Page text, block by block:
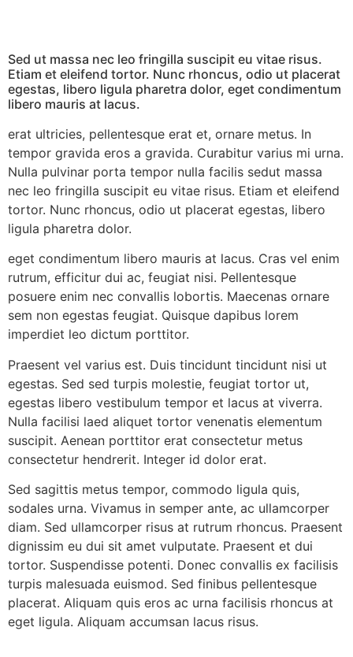
Sed ut massa nec leo fringilla suscipit eu vitae risus.
Etiam et eleifend tortor. Nunc rhoncus, odio ut placerat
egestas, libero ligula pharetra dolor, eget condimentum
libero mauris at lacus.
erat ultricies, pellentesque erat et, ornare metus. In
tempor gravida eros a gravida. Curabitur varius mi urna.
Nulla pulvinar porta tempor nulla facilis sedut massa
nec leo fringilla suscipit eu vitae risus. Etiam et eleifend
tortor. Nunc rhoncus, odio ut placerat egestas, libero
ligula pharetra dolor.
eget condimentum libero mauris at lacus. Cras vel enim
rutrum, efficitur dui ac, feugiat nisi. Pellentesque
posuere enim nec convallis lobortis. Maecenas ornare
sem non egestas feugiat. Quisque dapibus lorem
imperdiet leo dictum porttitor.
Praesent vel varius est. Duis tincidunt tincidunt nisi ut
egestas. Sed sed turpis molestie, feugiat tortor ut,
egestas libero vestibulum tempor et lacus at viverra.
Nulla facilisi laed aliquet tortor venenatis elementum
suscipit. Aenean porttitor erat consectetur metus
consectetur hendrerit. Integer id dolor erat.
Sed sagittis metus tempor, commodo ligula quis,
sodales urna. Vivamus in semper ante, ac ullamcorper
diam. Sed ullamcorper risus at rutrum rhoncus. Praesent
dignissim eu dui sit amet vulputate. Praesent et dui
tortor. Suspendisse potenti. Donec convallis ex facilisis
turpis malesuada euismod. Sed finibus pellentesque
placerat. Aliquam quis eros ac urna facilisis rhoncus at
eget ligula. Aliquam accumsan lacus risus.